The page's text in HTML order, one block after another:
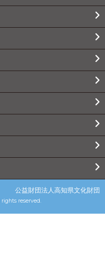
rights reserved.
公益財団法人高知県文化財団